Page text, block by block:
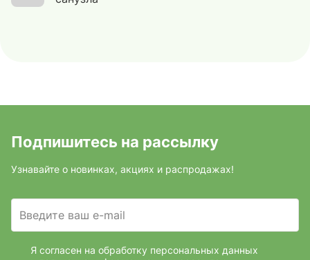
Подпишитесь на рассылку
Узнавайте о новинках, акциях и распродажах!
Введите ваш e-mail
Я согласен на обработку персональных данных